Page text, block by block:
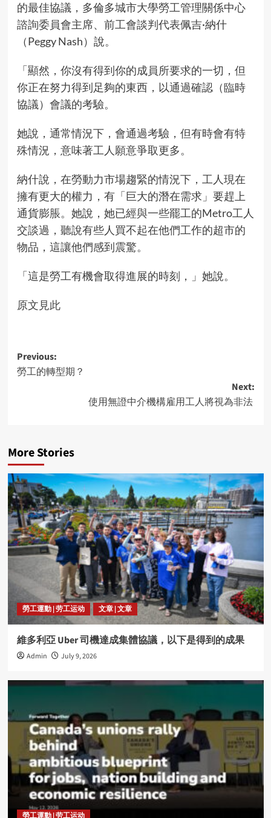
的最佳協議，多倫多城市大學勞工管理關係中心
諮詢委員會主席、前工會談判代表佩吉·納什
（Peggy Nash）說。
「顯然，你沒有得到你的成員所要求的一切，但
你正在努力得到足夠的東西，以通過確認（臨時
協議）會議的考驗。
她說，通常情況下，會通過考驗，但有時會有特
殊情況，意味著工人願意爭取更多。
納什說，在勞動力市場趨緊的情況下，工人現在
擁有更大的權力，有「巨大的潛在需求」要趕上
通貨膨脹。她說，她已經與一些罷工的Metro工人
交談過，聽說有些人買不起在他們工作的超市的
物品，這讓他們感到震驚。
「這是勞工有機會取得進展的時刻，」她說。
原文見此
Post
navigation
Previous:
勞工的轉型期？
Next:
使用無證中介機構雇用工人將視為非法
More Stories
勞工運動 | 劳工运动 文章 | 文章
維多利亞 Uber 司機達成集體協議，以下是得到的成果
Admin July 9, 2026